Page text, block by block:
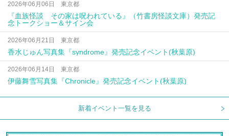
2026年06月06日 東京都
『血族怪談 その家は呪われている』（竹書房怪談文庫）発売記
念トークショー＆サイン会
2026年06月21日 東京都
香水じゅん写真集『syndrome』発売記念イベント(秋葉原)
2026年06月14日 東京都
伊藤舞雪写真集『Chronicle』発売記念イベント(秋葉原)
新着イベント一覧を見る